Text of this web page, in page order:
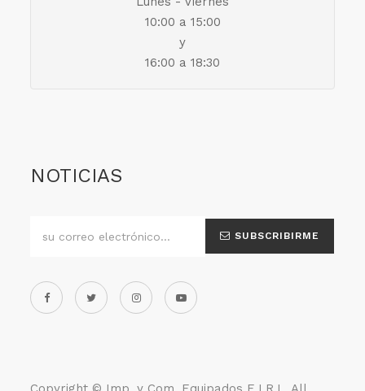
10:00 a 15:00
y
16:00 a 18:30
NOTICIAS
SUBSCRIBIRME